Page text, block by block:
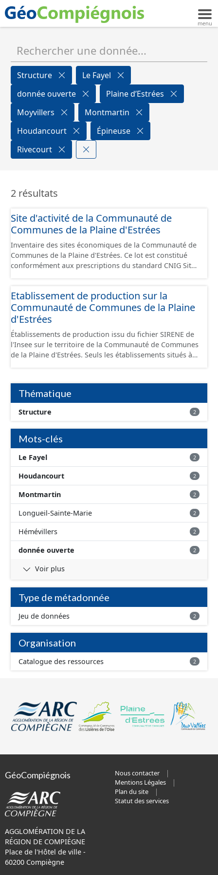
Structure
Le Fayel
donnée ouverte
Plaine d’Estrées
Moyvillers
Montmartin
Houdancourt
Épineuse
Rivecourt
2 résultats
Site d'activité de la Communauté de
Communes de la Plaine d'Estrées
Inventaire des sites économiques de la Communauté de
Communes de la Plaine d'Estrées. Ce lot est constitué
conformément aux prescriptions du standard CNIG Sites
Etablissement de production sur la
Communauté de Communes de la Plaine
d'Estrées
Établissements de production issu du fichier SIRENE de
l'Insee sur le territoire de la Communauté de Communes
de la Plaine d'Estrées. Seuls les établissements situés à
conformément aux prescriptions du standard CNIG Sites
Économiques. Ce lot ne contient pas la référence aux
terrains à vocation économique à ce jour. Il est filtré au-
delà des prescriptions du CNIG se limitant aux SCI.
Thématique
Structure 2
Mots-clés
Le Fayel 2
Houdancourt 2
Montmartin 2
Longueil-Sainte-Marie 2
Hémévillers 2
donnée ouverte 2
Voir plus
Type de métadonnée
Jeu de données 2
Organisation
Catalogue des ressources 2
GéoCompiégnois
AGGLOMÉRATION DE LA
RÉGION DE COMPIÈGNE
Place de l'Hôtel de ville -
60200 Compiègne
Nous contacter
Mentions Légales
Plan du site
Statut des services